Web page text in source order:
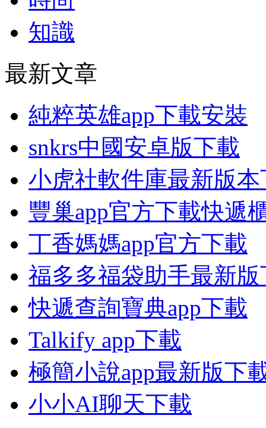
知識
最新文章
純粹英雄app下載安裝
snkrs中國安卓版下載
小虎社軟件庫最新版本
豐巢app官方下載快遞
丁香媽媽app官方下載
福多多福袋助手最新版
快遞查詢寶典app下載
Talkify app下載
極簡小說app最新版下
小小AI聊天下載